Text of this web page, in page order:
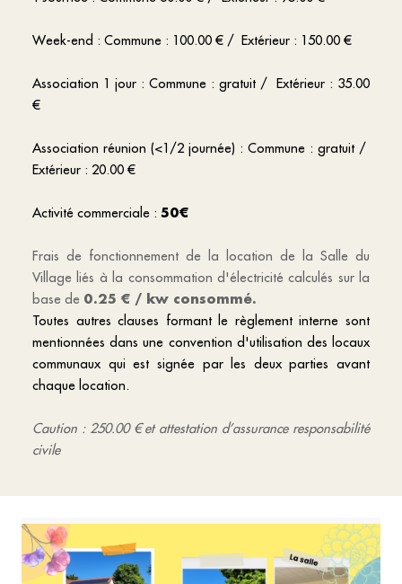
Week-end : Commune : 100.00 € / Extérieur : 150.00 €
Association 1 jour : Commune : gratuit / Extérieur : 35.00
€
Association réunion (<1/2 journée) : Commune : gratuit /
Extérieur : 20.00 €
Activité commerciale : 50€
Frais de fonctionnement de la location de la Salle du
Village liés à la consommation d'électricité calculés sur la
base de 0.25 € / kw consommé.
Toutes autres clauses formant le règlement interne sont
mentionnées dans une convention d'utilisation des locaux
communaux qui est signée par les deux parties avant
chaque location.
Caution : 250.00 € et attestation d’assurance responsabilité
civile